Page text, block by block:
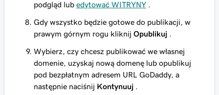
podgląd lub edytować WITRYNY
Gdy wszystko będzie gotowe do publikacji, w
prawym górnym rogu kliknij Opublikuj
Wybierz, czy chcesz publikować we własnej
domenie, uzyskaj nową domenę lub opublikuj
pod bezpłatnym adresem URL GoDaddy, a
następnie naciśnij Kontynuuj